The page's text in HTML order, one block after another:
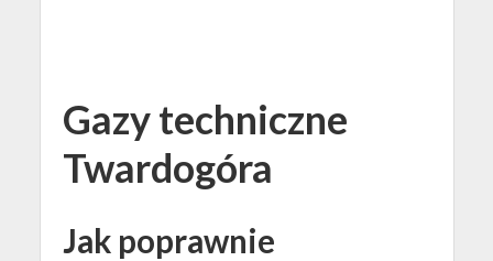
Gazy techniczne
Twardogóra
Jak poprawnie